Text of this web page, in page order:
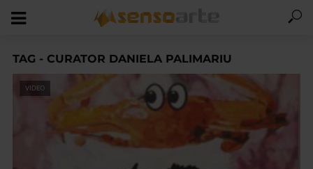
TAG - CURATOR DANIELA PALIMARIU
VIDEO